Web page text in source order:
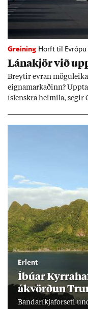
Greining Horft til Evrópu
Lána­kjör við
Breyt­ir evr­an
eigna­mark­að­inn?
ís­lenskra heim­ila, seg­ir
Erlent
Íbú­ar
ákvörð­un
Banda­ríkja­for­seti